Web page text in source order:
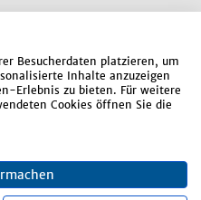
Besucherdaten platzieren, um
Inhalte anzuzeigen
Erlebnis zu bieten. Für weitere
Cookies öffnen Sie die
Schecks